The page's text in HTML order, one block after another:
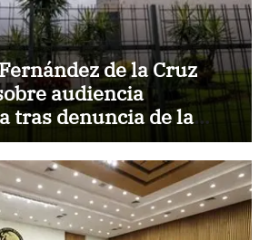
de la Cruz
audiencia
tras denuncia de la